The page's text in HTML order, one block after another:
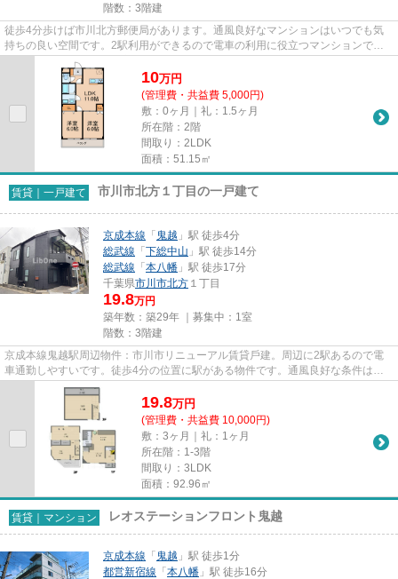
階数：3階建
徒歩4分歩けば市川北方郵便局があります。通風良好なマンションはいつでも気
持ちの良い空間です。2駅利用ができるので電車の利用に役立つマンションで
す。駅までのアクセスが良い、徒...
10万円
(管理費・共益費 5,000円)
敷：0ヶ月｜礼：1.5ヶ月
所在階：2階
間取り：2LDK
面積：51.15㎡
賃貸｜一戸建て 市川市北方１丁目の一戸建て
京成本線 「 鬼越 」駅 徒歩4分
総武線 「 下総中山 」駅 徒歩14分
総武線 「 本八幡 」駅 徒歩17分
千葉県市川市北方 １丁目
19.8万円
築年数：築29年 ｜募集中： 1室
階数：3階建
京成本線鬼越駅周辺物件：市川市リニューアル賃貸⼾建。周辺に2駅あるので電
車通勤しやすいです。徒歩4分の位置に駅がある物件です。通風良好な条件は健
康面でも大切です。そんな観点...
19.8万円
(管理費・共益費 10,000円)
敷：3ヶ月｜礼：1ヶ月
所在階：1-3階
間取り：3LDK
面積：92.96㎡
賃貸｜マンション レオステーションフロント鬼越
京成本線 「 鬼越 」駅 徒歩1分
都営新宿線 「 本八幡 」駅 徒歩16分